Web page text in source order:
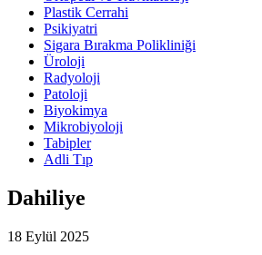
Plastik Cerrahi
Psikiyatri
Sigara Bırakma Polikliniği
Üroloji
Radyoloji
Patoloji
Biyokimya
Mikrobiyoloji
Tabipler
Adli Tıp
Dahiliye
18 Eylül 2025